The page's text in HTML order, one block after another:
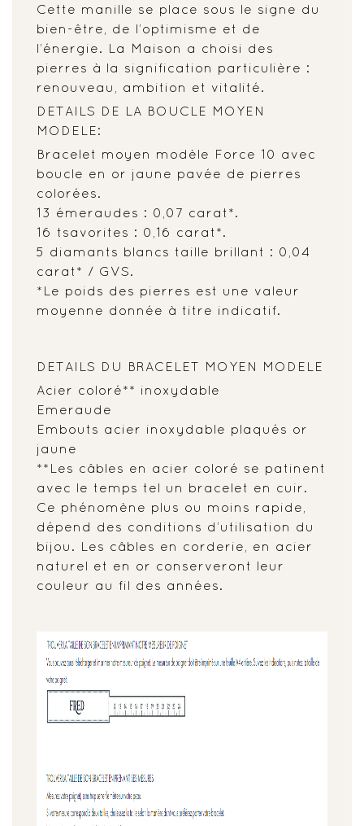
Cette manille se place sous le signe du
bien-être, de l’optimisme et de
l’énergie. La Maison a choisi des
pierres à la signification particulière :
renouveau, ambition et vitalité.
DETAILS DE LA BOUCLE MOYEN
MODELE:
Bracelet moyen modèle Force 10 avec
boucle en or jaune pavée de pierres
colorées.
13 émeraudes : 0,07 carat*.
16 tsavorites : 0,16 carat*.
5 diamants blancs taille brillant : 0,04
carat* / GVS.
*Le poids des pierres est une valeur
moyenne donnée à titre indicatif.
DETAILS DU BRACELET MOYEN MODELE
Acier coloré** inoxydable
Emeraude
Embouts acier inoxydable plaqués or
jaune
**Les câbles en acier coloré se patinent
avec le temps tel un bracelet en cuir.
Ce phénomène plus ou moins rapide,
dépend des conditions d’utilisation du
bijou. Les câbles en corderie, en acier
naturel et en or conserveront leur
couleur au fil des années.